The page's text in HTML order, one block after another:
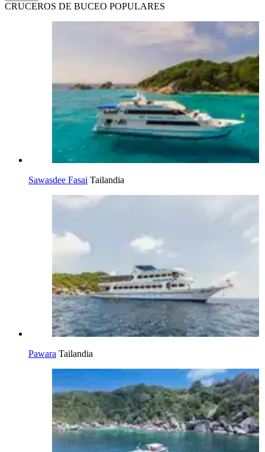
CRUCEROS DE BUCEO POPULARES
Sawasdee Fasai Tailandia
Pawara Tailandia